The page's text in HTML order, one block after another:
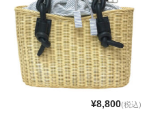
¥8,800(税込)